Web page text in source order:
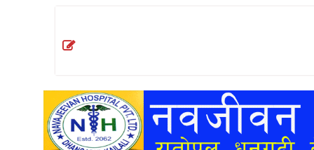
अन्तराष्ट्रिय
अन्तर्वार्ता